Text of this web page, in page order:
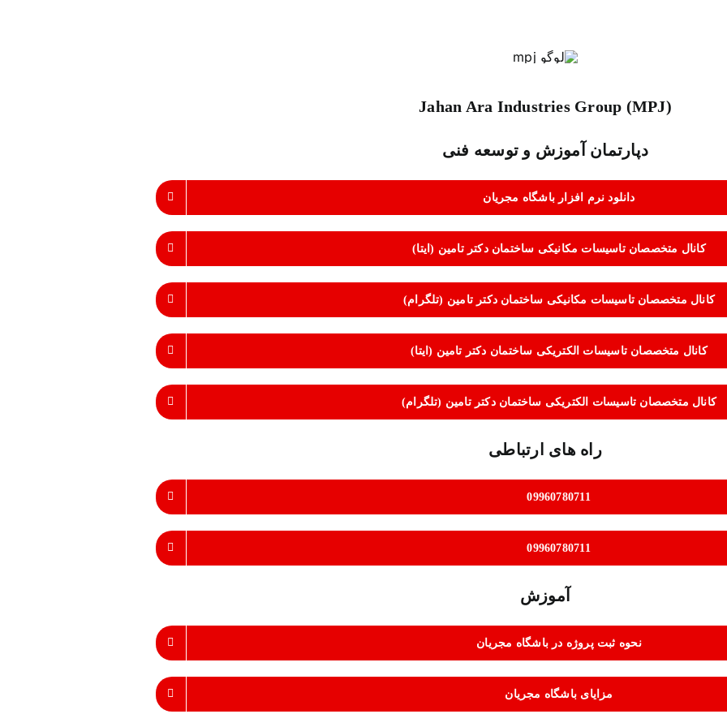
Jahan Ara Industries Group (MPJ)
دپارتمان آموزش و توسعه فنی
دانلود نرم افزار باشگاه مجریان
کانال متخصصان تاسیسات مکانیکی ساختمان دکتر تامین (ایتا)
کانال متخصصان تاسیسات مکانیکی ساختمان دکتر تامین (تلگرام)
کانال متخصصان تاسیسات الکتریکی ساختمان دکتر تامین (ایتا)
کانال متخصصان تاسیسات الکتریکی ساختمان دکتر تامین (تلگرام)
راه های ارتباطی
09960780711
09960780711
آموزش
نحوه ثبت پروژه در باشگاه مجریان
مزایای باشگاه مجریان